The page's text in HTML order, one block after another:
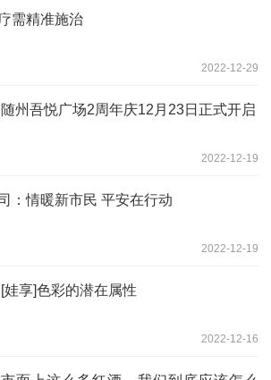
需精准施治
2022-12-29
随州吾悦广场2周年庆12月23日正式开启
2022-12-19
：情暖新市民 平安在行动
2022-12-19
[娃享]色彩的潜在属性
2022-12-16